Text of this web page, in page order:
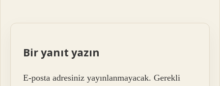
Bir yanıt yazın
E-posta adresiniz yayınlanmayacak. Gerekli